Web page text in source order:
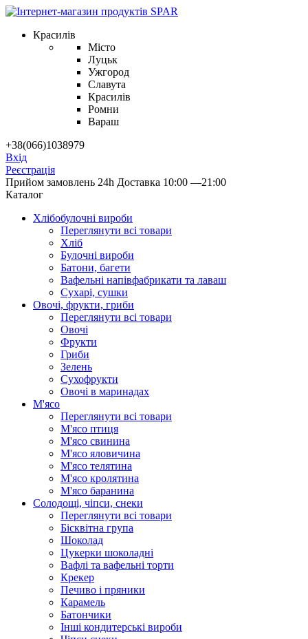
Красилів
Місто
Луцьк
Ужгород
Славута
Красилів
Ромни
Вараш
+38(066)1038979
Вхід
Реєстрація
Прийом замовлень 24h Доставка 10:00 —21:00
Каталог
Хлібобулочні вироби
Переглянути всі товари
Хліб
Булочні вироби
Батони, багети
Вафельні напівфабрикати та лаваш
Сухарі, сушки
Овочі, фрукти, гриби
Переглянути всі товари
Овочі
Фрукти
Гриби
Зелень
Сухофрукти
Овочі в маринадах
М'ясо
Переглянути всі товари
М'ясо птиця
М'ясо свинина
М'ясо яловичина
М'ясо телятина
М'ясо кролятина
М'ясо баранина
Солодощі, чіпси, снеки
Переглянути всі товари
Бісквітна група
Шоколад
Цукерки шоколадні
Вафлі та вафельні торти
Крекер
Печиво і пряники
Карамель
Батончики
Інші кондитерські вироби